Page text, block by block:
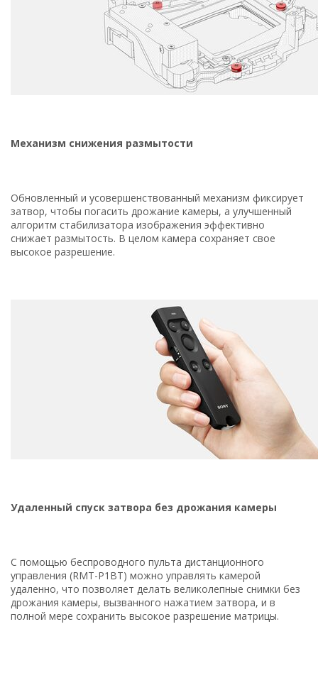
Механизм снижения размытости
Обновленный и усовершенствованный механизм фиксирует
затвор, чтобы погасить дрожание камеры, а улучшенный
алгоритм стабилизатора изображения эффективно
снижает размытость. В целом камера сохраняет свое
высокое разрешение.
Удаленный спуск затвора без дрожания камеры
С помощью беспроводного пульта дистанционного
управления (RMT-P1BT) можно управлять камерой
удаленно, что позволяет делать великолепные снимки без
дрожания камеры, вызванного нажатием затвора, и в
полной мере сохранить высокое разрешение матрицы.